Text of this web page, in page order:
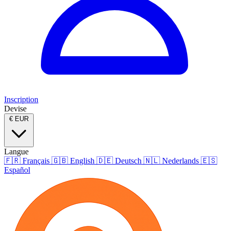
Inscription
Devise
€ EUR
Langue
🇫🇷 Français 🇬🇧 English 🇩🇪 Deutsch 🇳🇱 Nederlands 🇪🇸
Español